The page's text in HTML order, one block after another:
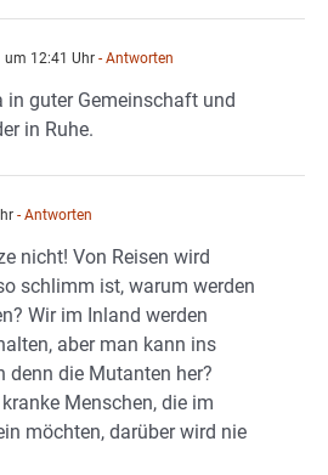
um 12:41 Uhr - Antworten
in guter Gemeinschaft und
in Ruhe.
- Antworten
nicht! Von Reisen wird
schlimm ist, warum werden
Wir im Inland werden
aber man kann ins
denn die Mutanten her?
Menschen, die im
möchten, darüber wird nie